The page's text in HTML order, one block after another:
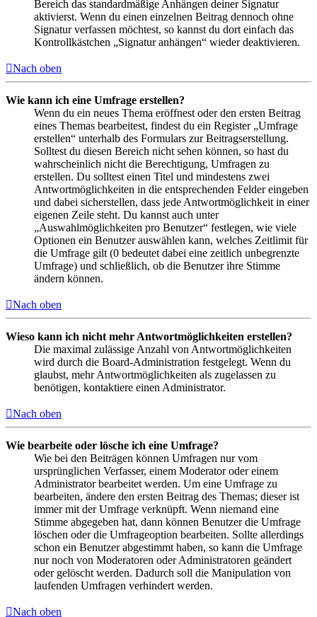
Bereich das standardmäßige Anhängen deiner Signatur
aktivierst. Wenn du einen einzelnen Beitrag dennoch ohne
Signatur verfassen möchtest, so kannst du dort einfach das
Kontrollkästchen „Signatur anhängen“ wieder deaktivieren.
Nach oben
Wie kann ich eine Umfrage erstellen?
Wenn du ein neues Thema eröffnest oder den ersten Beitrag
eines Themas bearbeitest, findest du ein Register „Umfrage
erstellen“ unterhalb des Formulars zur Beitragserstellung.
Solltest du diesen Bereich nicht sehen können, so hast du
wahrscheinlich nicht die Berechtigung, Umfragen zu
erstellen. Du solltest einen Titel und mindestens zwei
Antwortmöglichkeiten in die entsprechenden Felder eingeben
und dabei sicherstellen, dass jede Antwortmöglichkeit in einer
eigenen Zeile steht. Du kannst auch unter
„Auswahlmöglichkeiten pro Benutzer“ festlegen, wie viele
Optionen ein Benutzer auswählen kann, welches Zeitlimit für
die Umfrage gilt (0 bedeutet dabei eine zeitlich unbegrenzte
Umfrage) und schließlich, ob die Benutzer ihre Stimme
ändern können.
Nach oben
Wieso kann ich nicht mehr Antwortmöglichkeiten erstellen?
Die maximal zulässige Anzahl von Antwortmöglichkeiten
wird durch die Board-Administration festgelegt. Wenn du
glaubst, mehr Antwortmöglichkeiten als zugelassen zu
benötigen, kontaktiere einen Administrator.
Nach oben
Wie bearbeite oder lösche ich eine Umfrage?
Wie bei den Beiträgen können Umfragen nur vom
ursprünglichen Verfasser, einem Moderator oder einem
Administrator bearbeitet werden. Um eine Umfrage zu
bearbeiten, ändere den ersten Beitrag des Themas; dieser ist
immer mit der Umfrage verknüpft. Wenn niemand eine
Stimme abgegeben hat, dann können Benutzer die Umfrage
löschen oder die Umfrageoption bearbeiten. Sollte allerdings
schon ein Benutzer abgestimmt haben, so kann die Umfrage
nur noch von Moderatoren oder Administratoren geändert
oder gelöscht werden. Dadurch soll die Manipulation von
laufenden Umfragen verhindert werden.
Nach oben